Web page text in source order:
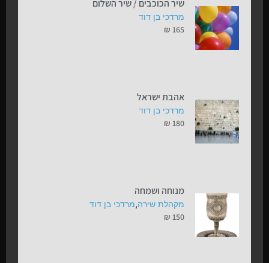
שיר הכוכבים / שיר השלום
מרדכי בן דוד
₪ 165
אהבת ישראל
מרדכי בן דוד
₪ 180
מנוחה ושמחה
מקהלת שירה,מרדכי בן דוד
₪ 150